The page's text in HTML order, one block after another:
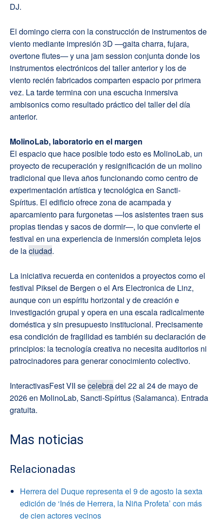
DJ.
El domingo cierra con la construcción de instrumentos de
viento mediante impresión 3D —gaita charra, fujara,
overtone flutes— y una jam session conjunta donde los
instrumentos electrónicos del taller anterior y los de
viento recién fabricados comparten espacio por primera
vez. La tarde termina con una escucha inmersiva
ambisonics como resultado práctico del taller del día
anterior.
MolinoLab, laboratorio en el margen
El espacio que hace posible todo esto es MolinoLab, un
proyecto de recuperación y resignificación de un molino
tradicional que lleva años funcionando como centro de
experimentación artística y tecnológica en Sancti-
Spíritus. El edificio ofrece zona de acampada y
aparcamiento para furgonetas —los asistentes traen sus
propias tiendas y sacos de dormir—, lo que convierte el
festival en una experiencia de inmersión completa lejos
de laciudad.
La iniciativa recuerda en contenidos a proyectos como el
festival Piksel de Bergen o el Ars Electronica de Linz,
aunque con un espíritu horizontal y de creación e
investigación grupal y opera en una escala radicalmente
doméstica y sin presupuesto institucional. Precisamente
esa condición de fragilidad es también su declaración de
principios: la tecnología creativa no necesita auditorios ni
patrocinadores para generar conocimiento colectivo.
InteractivasFest VII secelebradel 22 al 24 de mayo de
2026 en MolinoLab, Sancti-Spíritus (Salamanca). Entrada
gratuita.
Mas noticias
Relacionadas
Herrera del Duque representa el 9 de agosto la sexta
edición de ‘Inés de Herrera, la Niña Profeta’ con más
de cien actores vecinos